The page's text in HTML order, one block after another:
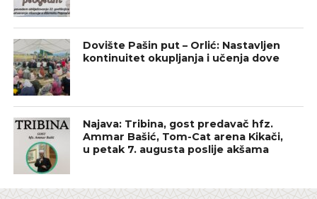
Dovište Pašin put – Orlić: Nastavljen
kontinuitet okupljanja i učenja dove
Najava: Tribina, gost predavač hfz.
Ammar Bašić, Tom-Cat arena Kikači,
u petak 7. augusta poslije akšama